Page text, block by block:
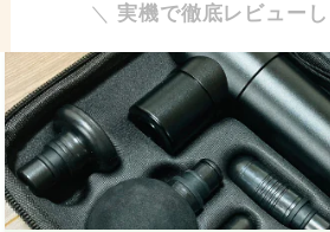
＼ 実機で徹底レビュー